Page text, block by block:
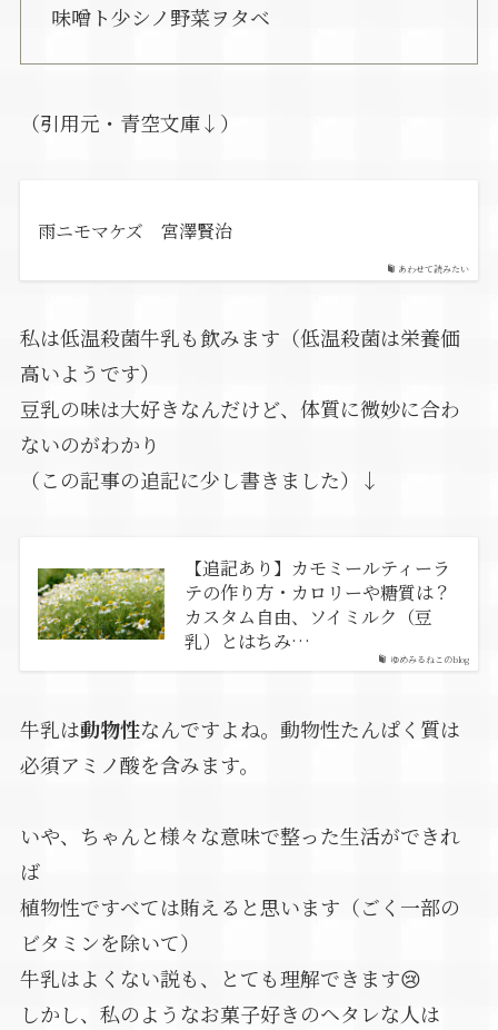
味噌ト少シノ野菜ヲタベ
（引用元・青空文庫↓）
あわせて読みたい
雨ニモマケズ 宮澤賢治
私は低温殺菌牛乳も飲みます（低温殺菌は栄養価
高いようです）
豆乳の味は大好きなんだけど、体質に微妙に合わ
ないのがわかり
（この記事の追記に少し書きました）↓
ゆめみるねこのblog
【追記あり】カモミールティーラ
テの作り方・カロリーや糖質は？
カスタム自由、ソイミルク（豆
乳）とはちみ…
牛乳は動物性なんですよね。動物性たんぱく質は
必須アミノ酸を含みます。
いや、ちゃんと様々な意味で整った生活ができれ
ば
植物性ですべては賄えると思います（ごく一部の
ビタミンを除いて）
牛乳はよくない説も、とても理解できます😢
しかし、私のようなお菓子好きのヘタレな人は